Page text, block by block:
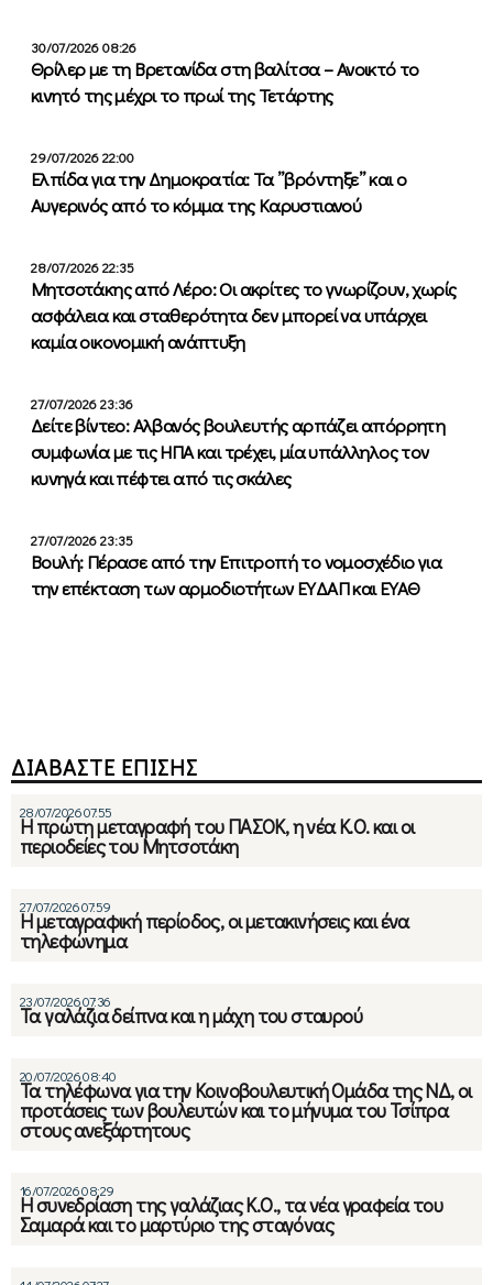
30/07/2026 08:26
Θρίλερ με τη Βρετανίδα στη βαλίτσα – Ανοικτό το
κινητό της μέχρι το πρωί της Τετάρτης
29/07/2026 22:00
Ελπίδα για την Δημοκρατία: Τα ”βρόντηξε” και ο
Αυγερινός από το κόμμα της Καρυστιανού
28/07/2026 22:35
Μητσοτάκης από Λέρο: Οι ακρίτες το γνωρίζουν, χωρίς
ασφάλεια και σταθερότητα δεν μπορεί να υπάρχει
καμία οικονομική ανάπτυξη
27/07/2026 23:36
Δείτε βίντεο: Αλβανός βουλευτής αρπάζει απόρρητη
συμφωνία με τις ΗΠΑ και τρέχει, μία υπάλληλος τον
κυνηγά και πέφτει από τις σκάλες
27/07/2026 23:35
Βουλή: Πέρασε από την Επιτροπή το νομοσχέδιο για
την επέκταση των αρμοδιοτήτων ΕΥΔΑΠ και ΕΥΑΘ
ΔΙΑΒΑΣΤΕ ΕΠΙΣΗΣ
28/07/2026 07:55
Η πρώτη μεταγραφή του ΠΑΣΟΚ, η νέα Κ.Ο. και οι
περιοδείες του Μητσοτάκη
27/07/2026 07:59
Η μεταγραφική περίοδος, οι μετακινήσεις και ένα
τηλεφώνημα
23/07/2026 07:36
Τα γαλάζια δείπνα και η μάχη του σταυρού
20/07/2026 08:40
Τα τηλέφωνα για την Κοινοβουλευτική Ομάδα της ΝΔ, οι
προτάσεις των βουλευτών και το μήνυμα του Τσίπρα
στους ανεξάρτητους
16/07/2026 08:29
Η συνεδρίαση της γαλάζιας Κ.Ο., τα νέα γραφεία του
Σαμαρά και το μαρτύριο της σταγόνας